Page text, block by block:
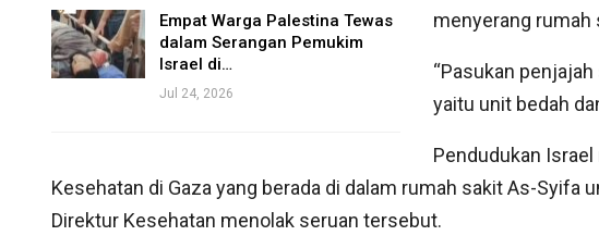
Empat Warga Palestina Tewas
dalam Serangan Pemukim
Israel di…
Jul 24, 2026
menyerang rumah
“Pasukan
yaitu unit bedah
Pendudukan
Kesehatan di Gaza yang berada di dalam rumah sakit As-Syifa
Direktur Kesehatan menolak seruan tersebut.